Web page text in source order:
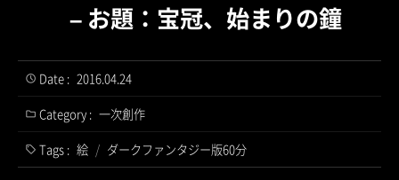
– お題：宝冠、始まりの鐘
Date : 2016.04.24
Category : 一次創作
Tags : 絵 / ダークファンタジー版60分